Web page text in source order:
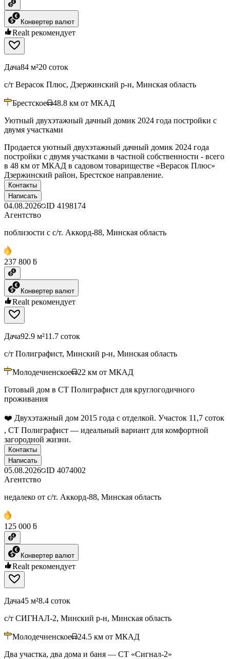
Конвертер валют
Realt рекомендует
Дача84 м²20 соток
с/т Верасок Плюс, Дзержинский р-н, Минская область
Брестское 48.8 км от МКАД
Уютный двухэтажный дачный домик 2024 года постройки с
двумя участками
Продается уютный двухэтажный дачный домик 2024 года
постройки с двумя участками в частной собственности - всего
в 48 км от МКАД в садовом товариществе «Верасок Плюс»
Дзержинский район, Брестское направление.
Контакты
Написать
04.08.2026 ID 4198174
Агентство
поблизости с с/т. Аккорд-88, Минская область
237 800 ƃ
Конвертер валют
Realt рекомендует
Дача92.9 м²11.7 соток
с/т Полиграфист, Минский р-н, Минская область
Молодечненское 22 км от МКАД
Готовый дом в СТ Полиграфист для круглогодичного
проживания
❤️ Двухэтажный дом 2015 года с отделкой. Участок 11,7 соток
, СТ Полиграфист — идеальный вариант для комфортной
загородной жизни.
Контакты
Написать
05.08.2026 ID 4074002
Агентство
недалеко от с/т. Аккорд-88, Минская область
125 000 ƃ
Конвертер валют
Realt рекомендует
Дача45 м²8.4 соток
с/т СИГНАЛ-2, Минский р-н, Минская область
Молодечненское 24.5 км от МКАД
Два участка, два дома и баня — СТ «Сигнал‑2»